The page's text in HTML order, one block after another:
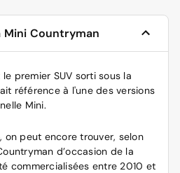
Mini Countryman
premier SUV sorti sous la
référence à l'une des versions
Mini.
on peut encore trouver, selon
d’occasion de la
commercialisées entre 2010 et